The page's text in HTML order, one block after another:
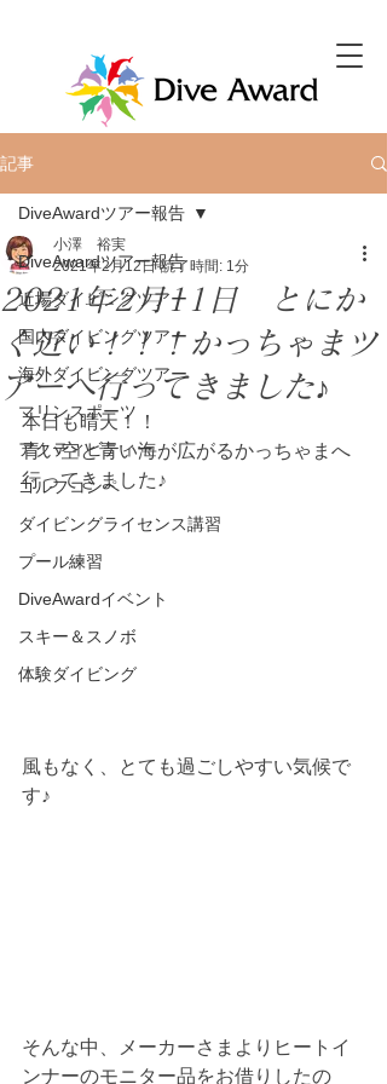
記事
DiveAwardツアー報告
近場ダイビングツアー
国内ダイビングツアー
海外ダイビングツアー
マリンスポーツ
アクティビティー
ゴルフコンペ
ダイビングライセンス講習
プール練習
DiveAwardイベント
スキー＆スノボ
体験ダイビング
DiveAwardツアー報告
2021年2月11日 とにか
く近い！！！かっちゃまツ
アーへ行ってきました♪
小澤 裕実
2021年2月12日 読了時間: 1分
本日も晴天！！
青い空と青い海が広がるかっちゃまへ
行ってきました♪
風もなく、とても過ごしやすい気候で
す♪
そんな中、メーカーさまよりヒートイ
ンナーのモニター品をお借りしたの